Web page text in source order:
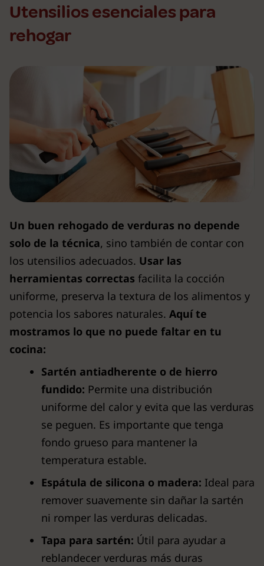
Utensilios esenciales para
rehogar
Un buen rehogado de verduras no depende
solo de la técnica, sino también de contar con
los utensilios adecuados. Usar las
herramientas correctas facilita la cocción
uniforme, preserva la textura de los alimentos y
potencia los sabores naturales. Aquí te
mostramos lo que no puede faltar en tu
cocina:
Sartén antiadherente o de hierro
fundido: Permite una distribución
uniforme del calor y evita que las verduras
se peguen. Es importante que tenga
fondo grueso para mantener la
temperatura estable.
Espátula de silicona o madera: Ideal para
remover suavemente sin dañar la sartén
ni romper las verduras delicadas.
Tapa para sartén: Útil para ayudar a
reblandecer verduras más duras